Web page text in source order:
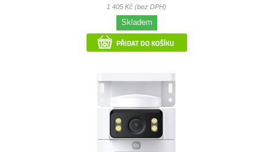
1 405 Kč (bez DPH)
Skladem